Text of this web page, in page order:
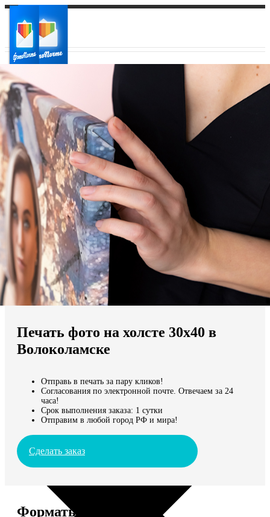
Ваш город:
Ваш регион доставки
Выберите из списка:
Мы доставляем по всему миру
Продолжить без города
Печать фото на холсте 30х40 в
Волоколамске
Отправь в печать за пару кликов!
Согласования по электронной почте. Отвечаем за 24
часа!
Срок выполнения заказа: 1 сутки
Отправим в любой город РФ и мира!
Сделать заказ
Форматы и цены